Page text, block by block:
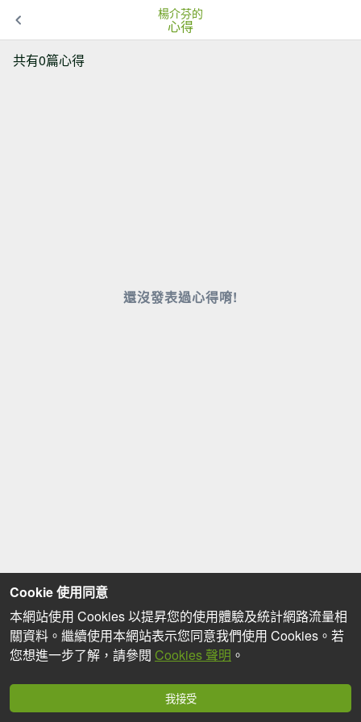
楊介芬的
心得
共有0篇心得
還沒發表過心得唷!
Cookie 使用同意
本網站使用 Cookies 以提昇您的使用體驗及統計網路流量相
關資料。繼續使用本網站表示您同意我們使用 Cookies。若
您想進一步了解，請參閱 Cookies 聲明 。
我接受